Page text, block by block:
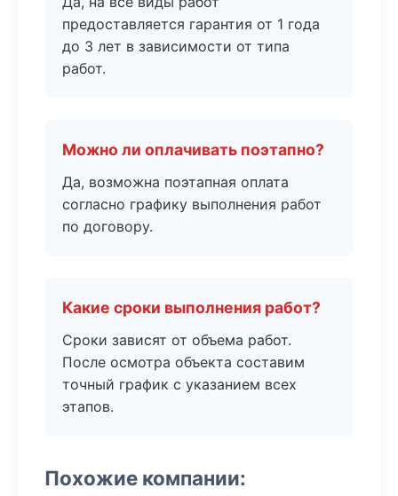
предоставляется гарантия от 1 года
до 3 лет в зависимости от типа
работ.
Можно ли оплачивать поэтапно?
Да, возможна поэтапная оплата
согласно графику выполнения работ
по договору.
Какие сроки выполнения работ?
Сроки зависят от объема работ.
После осмотра объекта составим
точный график с указанием всех
этапов.
Похожие компании: